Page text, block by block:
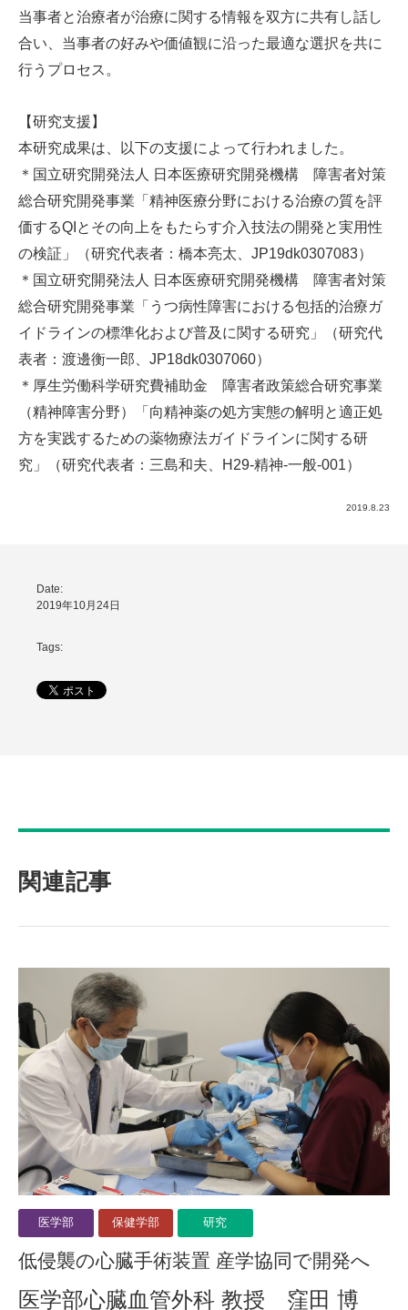
当事者と治療者が治療に関する情報を双方に共有し話し
合い、当事者の好みや価値観に沿った最適な選択を共に
行うプロセス。
【研究支援】
本研究成果は、以下の支援によって行われました。
＊国立研究開発法人 日本医療研究開発機構 障害者対策
総合研究開発事業「精神医療分野における治療の質を評
価するQIとその向上をもたらす介入技法の開発と実用性
の検証」（研究代表者：橋本亮太、JP19dk0307083）
＊国立研究開発法人 日本医療研究開発機構 障害者対策
総合研究開発事業「うつ病性障害における包括的治療ガ
イドラインの標準化および普及に関する研究」（研究代
表者：渡邊衡一郎、JP18dk0307060）
＊厚生労働科学研究費補助金 障害者政策総合研究事業
（精神障害分野）「向精神薬の処方実態の解明と適正処
方を実践するための薬物療法ガイドラインに関する研
究」（研究代表者：三島和夫、H29-精神-一般-001）
2019.8.23
Date:
2019年10月24日
Tags:
関連記事
医学部 保健学部 研究
低侵襲の心臓手術装置 産学協同で開発へ
医学部心臓血管外科 教授 窪田 博